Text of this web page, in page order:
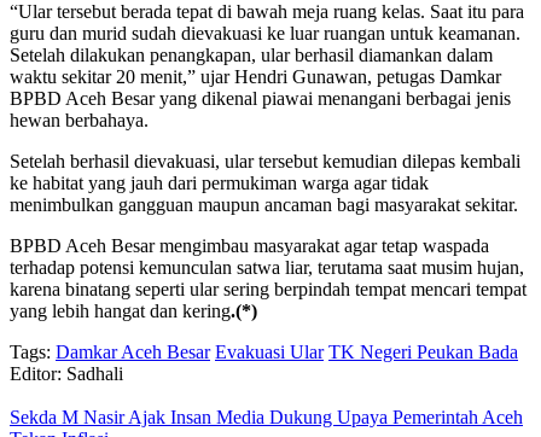
“Ular tersebut berada tepat di bawah meja ruang kelas. Saat itu para
guru dan murid sudah dievakuasi ke luar ruangan untuk keamanan.
Setelah dilakukan penangkapan, ular berhasil diamankan dalam
waktu sekitar 20 menit,” ujar Hendri Gunawan, petugas Damkar
BPBD Aceh Besar yang dikenal piawai menangani berbagai jenis
hewan berbahaya.
Setelah berhasil dievakuasi, ular tersebut kemudian dilepas kembali
ke habitat yang jauh dari permukiman warga agar tidak
menimbulkan gangguan maupun ancaman bagi masyarakat sekitar.
BPBD Aceh Besar mengimbau masyarakat agar tetap waspada
terhadap potensi kemunculan satwa liar, terutama saat musim hujan,
karena binatang seperti ular sering berpindah tempat mencari tempat
yang lebih hangat dan kering.(*)
Tags: Damkar Aceh Besar Evakuasi Ular TK Negeri Peukan Bada
Editor: Sadhali
Sekda M Nasir Ajak Insan Media Dukung Upaya Pemerintah Aceh